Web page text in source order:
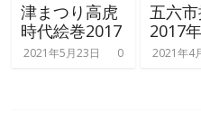
津まつり高虎
時代絵巻2017
2021年5月23日 0
五六
2017年
2021年4